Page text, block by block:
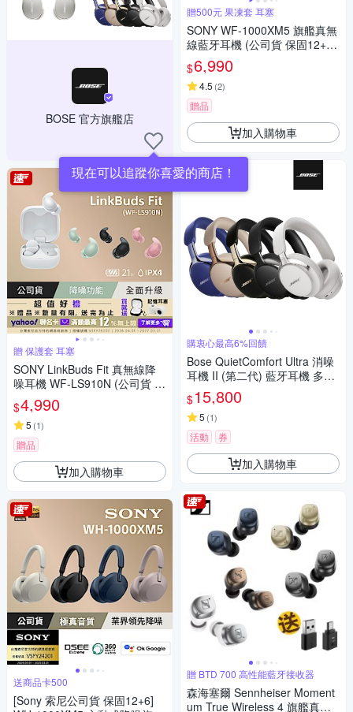
BOSE 官方旗艦店
現在可以追蹤你喜愛的商店！
贈 保護套 耳塞
SONY LinkBuds Fit 真無線降
噪耳機 WF-LS910N (公司貨 保
固12+6個月)
$4,990
5 (1)
贈品
加入購物車
送商品卡500
[Sony 索尼公司貨 保固12+6]
贈500元 果凍套 耳塞
SONY WF-1000XM5 旗艦真無
線藍牙耳機 (公司貨 保固12+6
個月)
$6,990
4.5 (2)
贈品
加入購物車
購衷心最高6%回饋
Bose QuietComfort Ultra 消噪
耳機 II (第二代) 藍牙耳機 多色
選
$15,800
5 (1)
活動 券
加入購物車
贈 BTD 700 高性能藍牙接收器
森海塞爾 Sennheiser Moment
um True Wireless 4 旗艦真無